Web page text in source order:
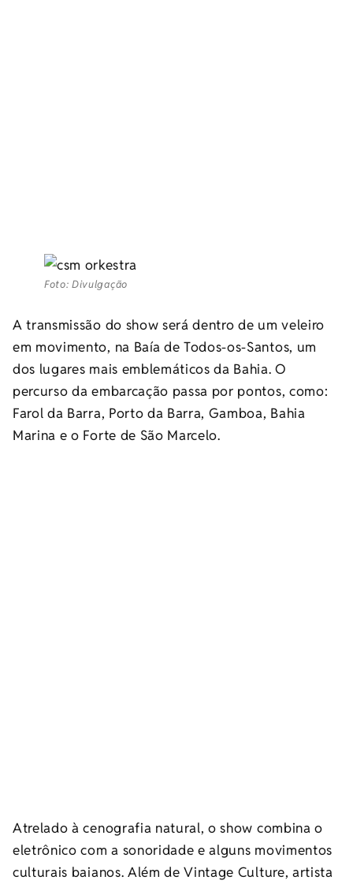
Foto: Divulgação
A transmissão do show será dentro de um veleiro
em movimento, na Baía de Todos-os-Santos, um
dos lugares mais emblemáticos da Bahia. O
percurso da embarcação passa por pontos, como:
Farol da Barra, Porto da Barra, Gamboa, Bahia
Marina e o Forte de São Marcelo.
Atrelado à cenografia natural, o show combina o
eletrônico com a sonoridade e alguns movimentos
culturais baianos. Além de Vintage Culture, artista